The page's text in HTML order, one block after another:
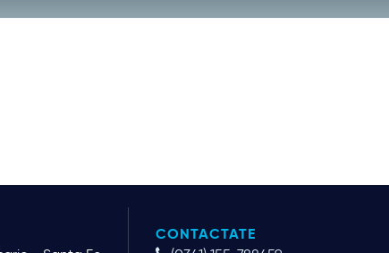
CONTACTATE